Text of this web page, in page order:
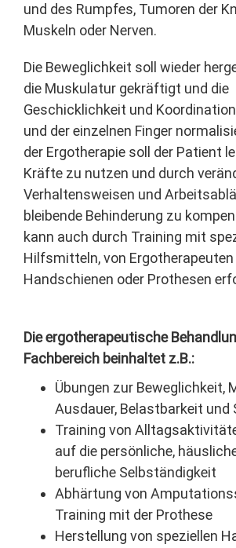
und des Rumpfes, Tumoren der
Muskeln oder Nerven.
Die Beweglichkeit soll wieder
die Muskulatur gekräftigt und die
Geschicklichkeit und
und der einzelnen Finger
der Ergotherapie soll der Patient
Kräfte zu nutzen und durch
Verhaltensweisen und
bleibende Behinderung zu
kann auch durch Training mit
Hilfsmitteln, von
Handschienen oder Prothesen
Die ergotherapeutische
Fachbereich beinhaltet z.B.:
Übungen zur Beweglichkeit,
Ausdauer, Belastbarkeit und
Training von
auf die persönliche,
berufliche Selbständigkeit
Abhärtung von
Training mit der Prothese
Herstellung von speziellen